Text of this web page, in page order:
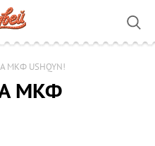
МКФ USHQYN!
МКФ